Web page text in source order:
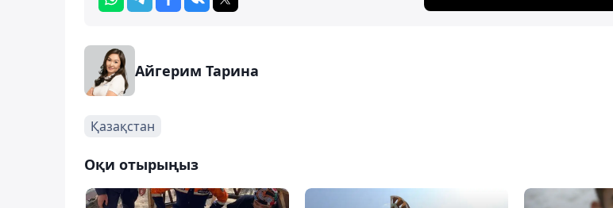
Айгерим Тарина
Қазақстан
Оқи отырыңыз